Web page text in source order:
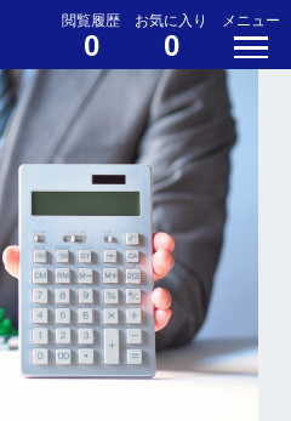
閲覧履歴
0
お気に入り
0
メニュー